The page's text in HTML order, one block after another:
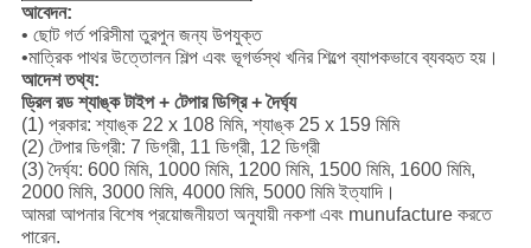
আবেদন:
• ছোট গর্ত পরিসীমা তুরপুন জন্য উপযুক্ত
•মাত্রিক পাথর উত্তোলন শিল্প এবং ভূগর্ভস্থ খনির শিল্পে ব্যাপকভাবে ব্যবহৃত হয়।
আদেশ তথ্য:
ড্রিল রড শ্যাঙ্ক টাইপ + টেপার ডিগ্রি + দৈর্ঘ্য
(1) প্রকার: শ্যাঙ্ক 22 x 108 মিমি, শ্যাঙ্ক 25 x 159 মিমি
(2) টেপার ডিগ্রী: 7 ডিগ্রী, 11 ডিগ্রী, 12 ডিগ্রী
(3) দৈর্ঘ্য: 600 মিমি, 1000 মিমি, 1200 মিমি, 1500 মিমি, 1600 মিমি,
2000 মিমি, 3000 মিমি, 4000 মিমি, 5000 মিমি ইত্যাদি।
আমরা আপনার বিশেষ প্রয়োজনীয়তা অনুযায়ী নকশা এবং munufacture করতে
পারেন.